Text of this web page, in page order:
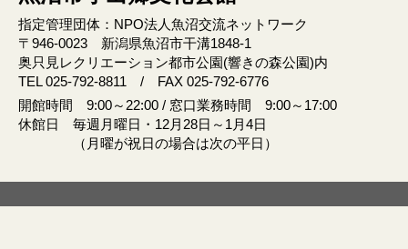
指定管理団体：NPO法人魚沼交流ネットワーク
〒946‐0023 新潟県魚沼市干溝1848‐1
奥只見レクリエーション都市公園(響きの森公園)内
TEL 025-792-8811 / FAX 025-792-6776
開館時間 9:00～22:00 / 窓口業務時間 9:00～17:00
休館日 毎週月曜日・12月28日～1月4日
（月曜が祝日の場合は次の平日）